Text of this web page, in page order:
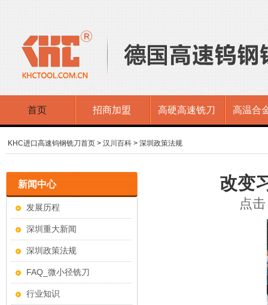
首页 招商加盟 高硬高速铣刀 高温合
KHC进口高速钨钢铣刀首页 > 汉川百科 > 深圳政策法规
改变
点
新闻中心
发展历程
深圳重大新闻
深圳政策法规
FAQ_微小径铣刀
行业知识